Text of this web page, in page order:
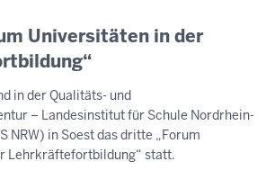
Universitäten in der
in der Qualitäts- und
– Landesinstitut für Schule Nordrhein-
NRW) in Soest das dritte „Forum
Lehrkräftefortbildung“ statt.